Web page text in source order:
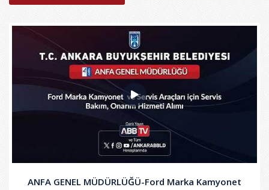
ANFA GENEL MÜDÜRLÜĞÜ-Ford Marka Kamyonet